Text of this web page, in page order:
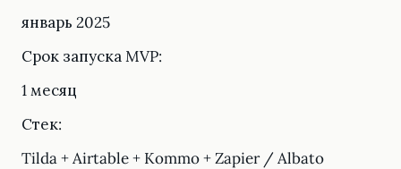
январь 2025
Срок запуска MVP:
1 месяц
Стек:
Tilda + Airtable + Kommo + Zapier / Albato